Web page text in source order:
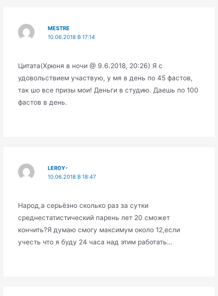
MESTRE
10.06.2018 В 17:14
Цитата(Хрюня в ночи @ 9.6.2018, 20:26) Я с
удовольствием участвую, у мя в день по 45 фастов,
так шо все призы мои! Деньги в студию. Даешь по 100
фастов в день.
LER0Y-
10.06.2018 В 18:47
Народ,а серьёзно сколько раз за сутки
среднестатистический парень лет 20 сможет
кончить?Я думаю смогу максимум около 12,если
учесть что я буду 24 часа над этим работать…